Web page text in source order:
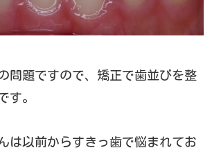
問題ですので、矯正で歯並びを整
す。
は以前からすきっ歯で悩まれてお